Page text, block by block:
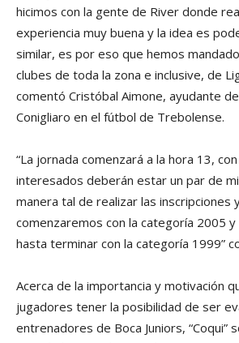
hicimos con la gente de River donde
experiencia muy buena y la idea es
similar, es por eso que hemos
clubes de toda la zona e inclusive, de
comentó Cristóbal Aimone, ayudante
Conigliaro en el fútbol de Trebolense.
“La jornada comenzará a la hora 13,
interesados deberán estar un par de
manera tal de realizar las inscripciones
comenzaremos con la categoría 2005
hasta terminar con la categoría 1999”
Acerca de la importancia y motivación
jugadores tener la posibilidad de ser
entrenadores de Boca Juniors, “Coqui”